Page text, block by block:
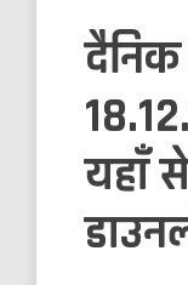
यहाँ